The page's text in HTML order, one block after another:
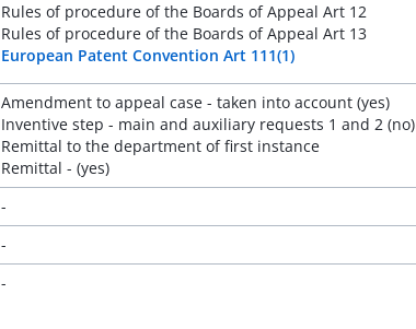
Rules of procedure of the Boards of Appeal Art 12
Rules of procedure of the Boards of Appeal Art 13
European Patent Convention Art 111(1)
Amendment to appeal case - taken into account (yes)
Inventive step - main and auxiliary requests 1 and 2 (no)
Remittal to the department of first instance
Remittal - (yes)
-
-
-